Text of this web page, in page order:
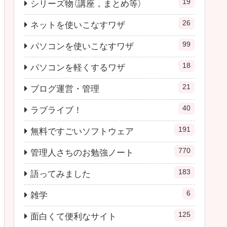
シリーズ物（講座，まとめ等） 19
ネットを使いこなすワザ 26
パソコンを使いこなすワザ 99
パソコンを軽くするワザ 18
ブログ運営・管理 21
ラブライブ！ 40
無料ですごいソフトウェア 191
管理人さちのお勉強ノート 770
語ってみました 183
雑学 6
面白くて便利なサイト 125